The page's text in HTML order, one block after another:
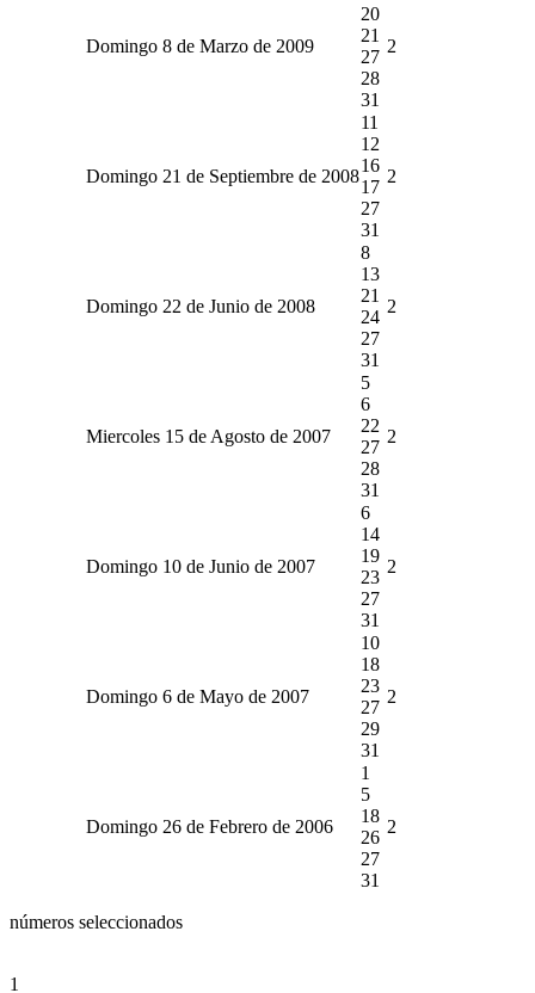
Domingo 8 de Marzo de 2009
20
21
27
28
31
2
Domingo 21 de Septiembre de 2008
11
12
16
17
27
31
2
Domingo 22 de Junio de 2008
8
13
21
24
27
31
2
Miercoles 15 de Agosto de 2007
5
6
22
27
28
31
2
Domingo 10 de Junio de 2007
6
14
19
23
27
31
2
Domingo 6 de Mayo de 2007
10
18
23
27
29
31
2
Domingo 26 de Febrero de 2006
1
5
18
26
27
31
2
números seleccionados
1